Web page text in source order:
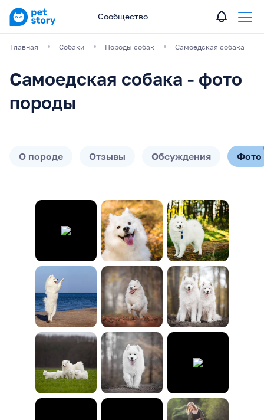
Сообщество
Главная Собаки Породы собак Самоедская собака
Самоедская собака - фото
породы
О породе Отзывы Обсуждения Фото